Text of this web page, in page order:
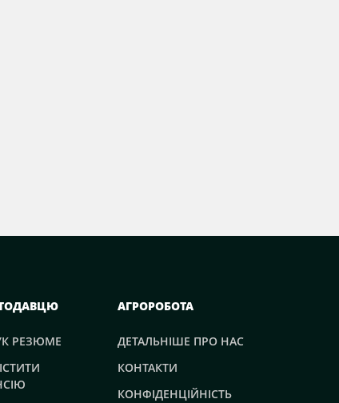
РЕЗЮМЕ
АГРОРОБОТА
ДЕТАЛЬНІШЕ ПРО НАС
КОНТАКТИ
КОНФІДЕНЦІЙНІСТЬ